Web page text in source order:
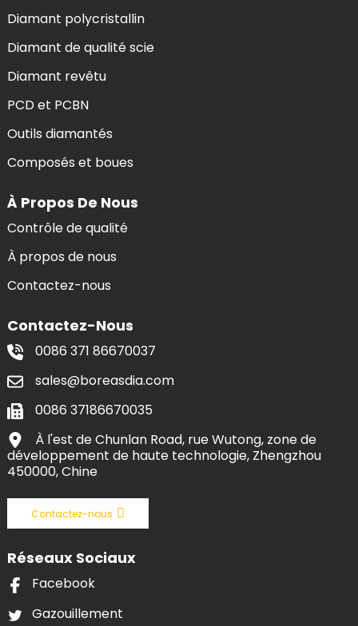
Diamant polycristallin
Diamant de qualité scie
Diamant revêtu
PCD et PCBN
Outils diamantés
Composés et boues
À Propos De Nous
Contrôle de qualité
À propos de nous
Contactez-nous
Contactez-Nous
0086 371 86670037
sales@boreasdia.com
0086 37186670035
À l'est de Chunlan Road, rue Wutong, zone de
développement de haute technologie, Zhengzhou
450000, Chine
Contactez-nous
Réseaux Sociaux
Facebook
Gazouillement